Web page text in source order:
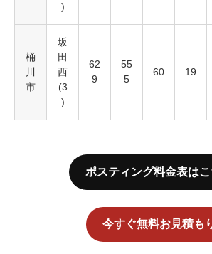
)
桶
川
市
坂
田
西
(3
)
62
9
55
5
60 19
ポスティング料金表はこ
今すぐ無料お見積も